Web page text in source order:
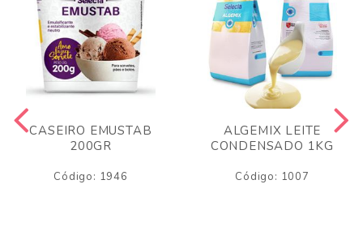
CASEIRO EMUSTAB
200GR
Código: 1946
ALGEMIX LEITE
CONDENSADO 1KG
Código: 1007